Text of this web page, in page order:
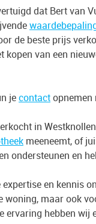
dat Bert van
de beste prijs
kopen van een
jecontactopnemen
in
meeneemt, of
ondersteunen en
en kennis
woning, maar ook
ervaring hebben wij